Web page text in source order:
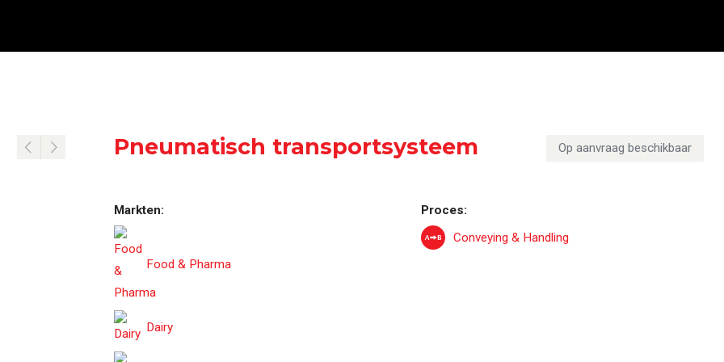
Pneumatisch transportsysteem Op aanvraag beschikbaar
Markten:
Food & Pharma
Dairy
Proces:
Conveying & Handling